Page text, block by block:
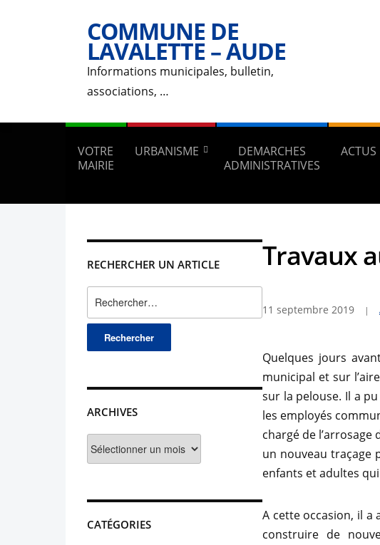
COMMUNE DE
LAVALETTE – AUDE
Informations municipales, bulletin,
associations, …
VOTRE
MAIRIE
URBANISME
DEMARCHES
ADMINISTRATIVES
ACTUS
RECHERCHER UN ARTICLE
ARCHIVES
CATÉGORIES
Travaux
11 septembre 2019
Quelques jours
municipal et sur
sur la pelouse. Il a
les employés
chargé de
un nouveau traçage
enfants et adultes
A cette occasion, il a
construire de